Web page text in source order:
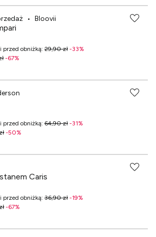
• Bloovii
przed obniżką: 29,90 zł -33%
-67%
przed obniżką: 64,90 zł -31%
-50%
min. 349 zł
Caris
przed obniżką: 36,90 zł -19%
-67%